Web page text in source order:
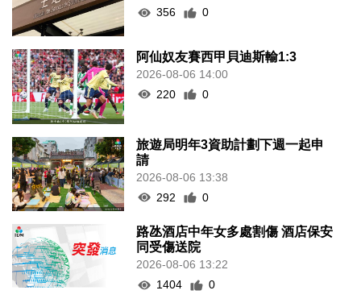
356
0
阿仙奴友賽西甲貝迪斯輸1:3
2026-08-06 14:00
220
0
旅遊局明年3資助計劃下週一起申
請
2026-08-06 13:38
292
0
路氹酒店中年女多處割傷 酒店保安
同受傷送院
2026-08-06 13:22
1404
0